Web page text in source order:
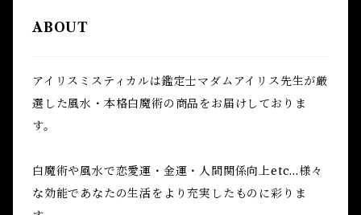
ABOUT
アイリスミスティカルは鑑定士マダムアイリス先生が厳
選した風水・本格白魔術の商品をお届けしておりま
す。
白魔術や風水で恋愛運・金運・人間関係向上etc...様々
な効能であなたの生活をより充実したものに彩りま